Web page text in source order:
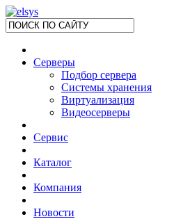
Серверы
Подбор сервера
Системы хранения
Виртуализация
Видеосерверы
Сервис
Каталог
Компания
Новости